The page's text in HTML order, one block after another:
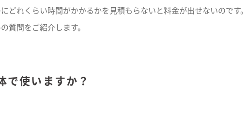
どれくらい時間がかかるかを見積もらないと料金が出せないのです。
質問をご紹介します。
で使いますか？